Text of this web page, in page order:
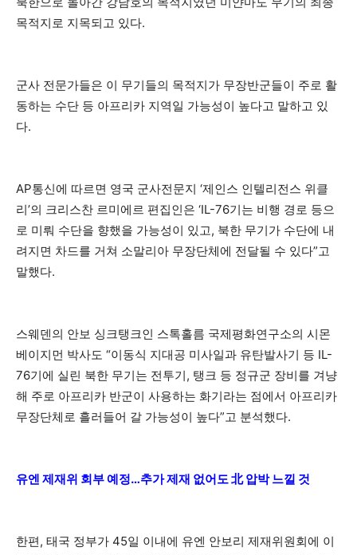
목적지로 지목되고 있다.
군사 전문가들은 이 무기들의 목적지가 무장반군들이 주로 활
동하는 수단 등 아프리카 지역일 가능성이 높다고 말하고 있
다.
AP통신에 따르면 영국 군사전문지 ‘제인스 인텔리전스 위클
리’의 크리스찬 르미에르 편집인은 ‘IL-76기는 비행 경로 등으
로 미뤄 수단을 향했을 가능성이 있고, 북한 무기가 수단에 내
려지면 차드를 거쳐 소말리아 무장단체에 전달될 수 있다”고
말했다.
스웨덴의 안보 싱크탱크인 스톡홀름 국제평화연구소의 시몬
베이지먼 박사도 “이동식 지대공 미사일과 유탄발사기 등 IL-
76기에 실린 북한 무기는 전투기, 탱크 등 정규군 장비를 겨냥
해 주로 아프리카 반군이 사용하는 화기라는 점에서 아프리카
무장단체로 흘러들어 갈 가능성이 높다”고 분석했다.
유엔 제재위 회부 예정…추가 제재 없어도 北 압박 느낄 것
한편, 태국 정부가 45일 이내에 유엔 안보리 제재위원회에 이